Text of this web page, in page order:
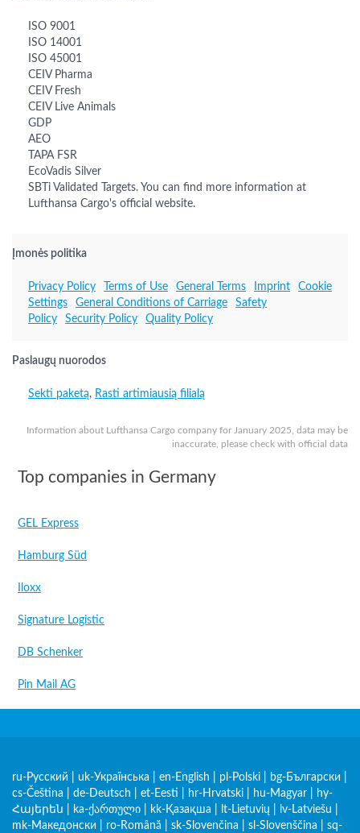
Information about Lufthansa Cargo company for January 2025, data may be
inaccurate, please check with official data
ISO 9001
ISO 14001
ISO 45001
CEIV Pharma
CEIV Fresh
CEIV Live Animals
GDP
AEO
TAPA FSR
EcoVadis Silver
SBTi Validated Targets. You can find more information at
Lufthansa Cargo's official website.
Įmonės politika
Privacy Policy Terms of Use General Terms Imprint
Cookie
Settings
General Conditions of Carriage
Safety
Policy
Security Policy Quality Policy
Paslaugų nuorodos
Sekti paketą, Rasti artimiausią filialą
Top companies in Germany
GEL Express
Hamburg Süd
Iloxx
Signature Logistic
DB Schenker
Pin Mail AG
ru-Русский uk-Українська en-English pl-Polski bg-Български
cs-Čeština
de-Deutsch et-Eesti hr-Hrvatski hu-Magyar
hy-
Հայերեն
ka-ქართული kk-Қазақша lt-Lietuvių lv-Latviešu
mk-Македонски
ro-Română sk-Slovenčina sl-Slovenščina sq-